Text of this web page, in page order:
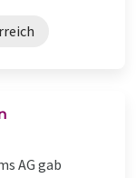
AG gab